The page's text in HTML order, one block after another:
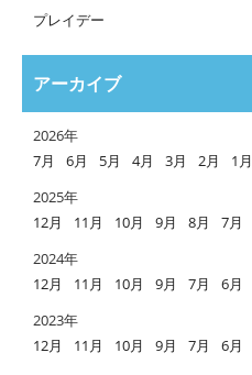
プレイデー
アーカイブ
2026年
7月
6月 5月 4月 3月 2月
1月
2025年
12月
11月 10月 9月 8月 7月
2024年
12月
11月 10月 9月 7月 6月
2023年
12月
11月 10月 9月 7月 6月